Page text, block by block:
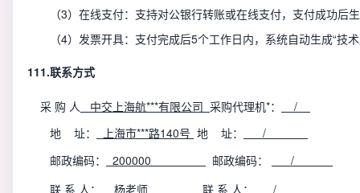
（3）在线支付：支持对公银行转账或在线支付，支付成功后
（4）发票开具：支付完成后5个工作日内，系统自动生成“技
111.联系方式
采 购 人 中交上海航***有限公司 采购代理机*：
/
地
址： 上海市***路140号 地 址：
/
邮政编码： 200000 邮政编码：
/
联 系 人： 杨老师 联 系 人： /